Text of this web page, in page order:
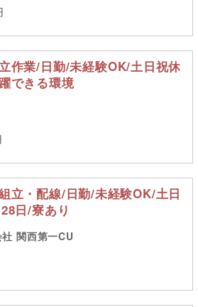
作業/日勤/未経験OK/土日祝休
できる環境
立・配線/日勤/未経験OK/土日
日/寮あり
関西第一CU